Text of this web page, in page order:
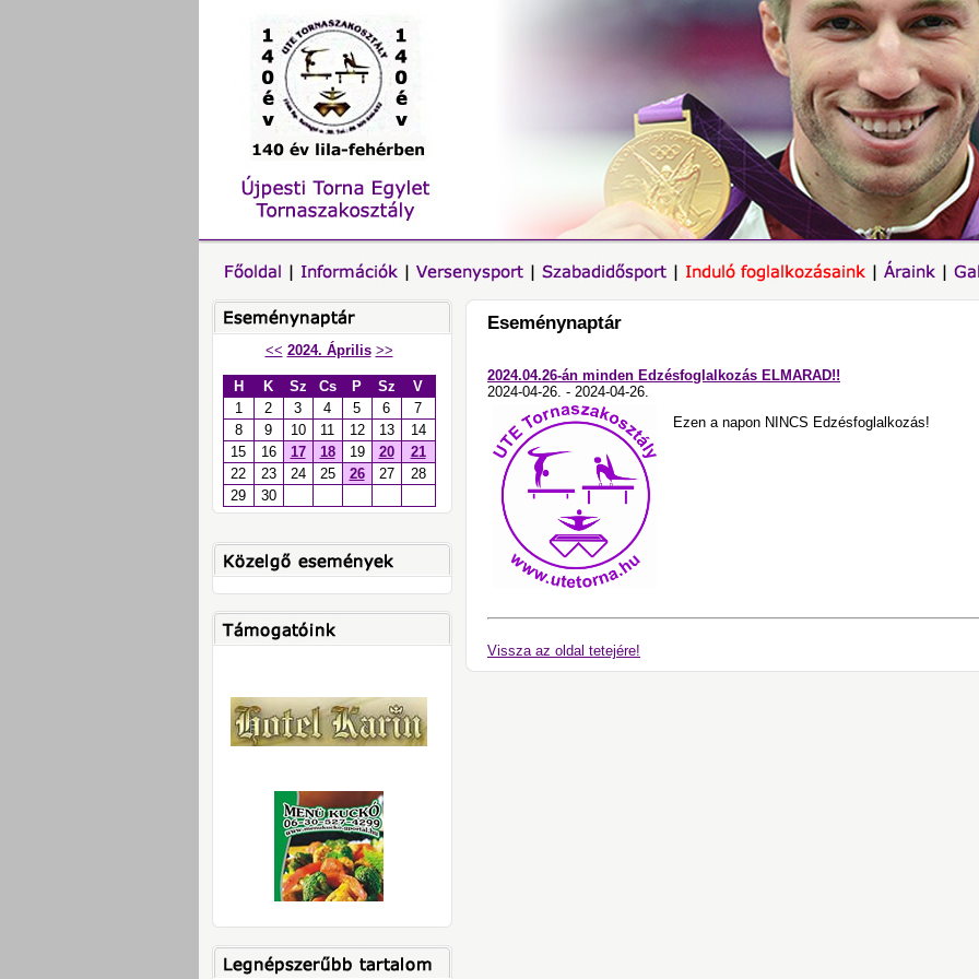
<< 2024. Április >>
H K Sz Cs P Sz
V
1
2 3 4 5 6
7
8
9 10 11 12 13
14
15
16 17 18 19 20
21
22
23 24 25 26 27
28
29
30
Eseménynaptár
2024.04.26-án minden Edzésfoglalkozás ELMARAD!!
2024-04-26. - 2024-04-26.
Ezen a napon NINCS Edzésfoglalkozás!
Vissza az oldal tetejére!